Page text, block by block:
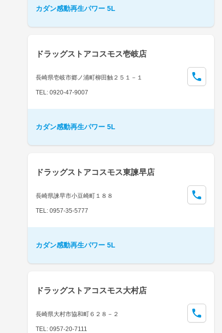
カダン感動再生パワー 5L
ドラッグストアコスモス壱岐店
長崎県壱岐市郷ノ浦町柳田触２５１－１
TEL: 0920-47-9007
カダン感動再生パワー 5L
ドラッグストアコスモス東諫早店
長崎県諫早市小豆崎町１８８
TEL: 0957-35-5777
カダン感動再生パワー 5L
ドラッグストアコスモス大村店
長崎県大村市協和町６２８－２
TEL: 0957-20-7111